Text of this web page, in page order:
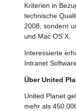
Kriterien in
technische
2008, sondern
und Mac OS X.
Interessierte
Intranet
Über United
United Planet
mehr als